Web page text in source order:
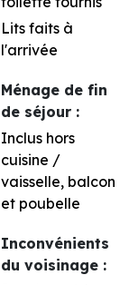
Lits faits à
l'arrivée
Ménage de fin
de séjour :
Inclus hors
cuisine /
vaisselle, balcon
et poubelle
Inconvénients
du voisinage :